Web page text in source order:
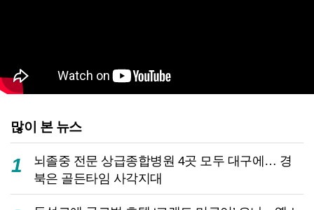
많이 본 뉴스
1
뇌졸중 전문 상급종합병원 4곳 모두 대구에… 경
북은 골든타임 사각지대